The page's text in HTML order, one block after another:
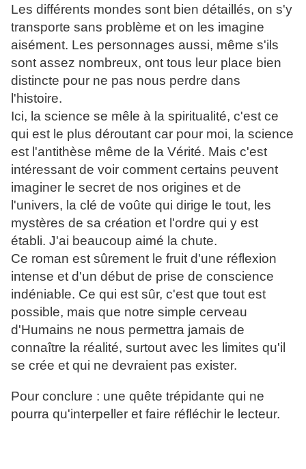
Les différents mondes sont bien détaillés, on s'y
transporte sans problème et on les imagine
aisément. Les personnages aussi, même s'ils
sont assez nombreux, ont tous leur place bien
distincte pour ne pas nous perdre dans
l'histoire.
Ici, la science se mêle à la spiritualité, c'est ce
qui est le plus déroutant car pour moi, la science
est l'antithèse même de la Vérité. Mais c'est
intéressant de voir comment certains peuvent
imaginer le secret de nos origines et de
l'univers, la clé de voûte qui dirige le tout, les
mystères de sa création et l'ordre qui y est
établi. J'ai beaucoup aimé la chute.
Ce roman est sûrement le fruit d'une réflexion
intense et d'un début de prise de conscience
indéniable. Ce qui est sûr, c'est que tout est
possible, mais que notre simple cerveau
d'Humains ne nous permettra jamais de
connaître la réalité, surtout avec les limites qu'il
se crée et qui ne devraient pas exister.
Pour conclure : une quête trépidante qui ne
pourra qu'interpeller et faire réfléchir le lecteur.